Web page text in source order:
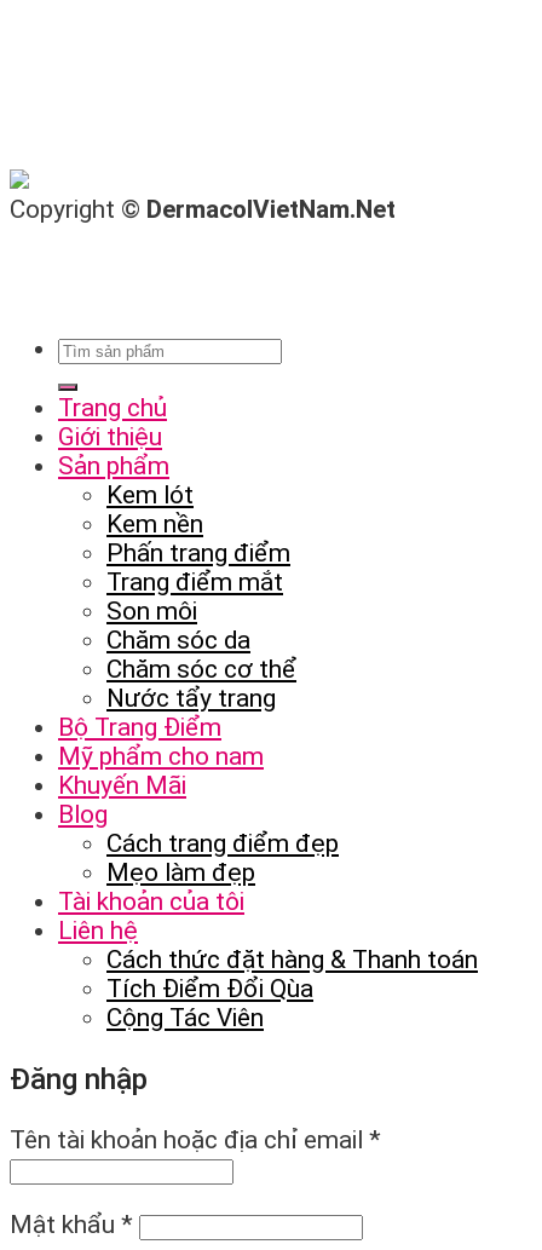
Copyright © DermacolVietNam.Net
Trang chủ
Giới thiệu
Sản phẩm
Kem lót
Kem nền
Phấn trang điểm
Trang điểm mắt
Son môi
Chăm sóc da
Chăm sóc cơ thể
Nước tẩy trang
Bộ Trang Điểm
Mỹ phẩm cho nam
Khuyến Mãi
Blog
Cách trang điểm đẹp
Mẹo làm đẹp
Tài khoản của tôi
Liên hệ
Cách thức đặt hàng & Thanh toán
Tích Điểm Đổi Qùa
Cộng Tác Viên
Đăng nhập
Tên tài khoản hoặc địa chỉ email *
Mật khẩu *